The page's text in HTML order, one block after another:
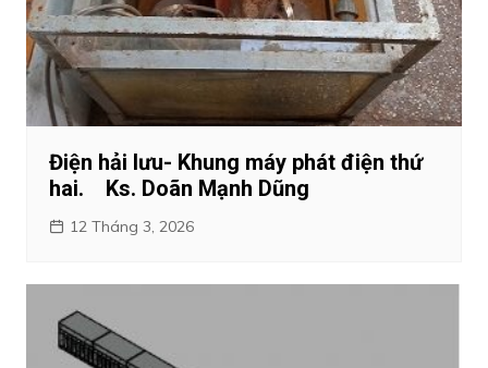
Điện hải lưu- Khung máy phát điện thứ
hai. Ks. Doãn Mạnh Dũng
12 Tháng 3, 2026